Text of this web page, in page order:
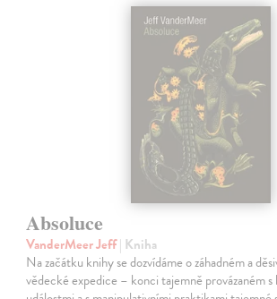
Absoluce
VanderMeer Jeff| Kniha
Na začátku knihy se dozvídáme o záhadném a
vědecké expedice – konci tajemně provázaném